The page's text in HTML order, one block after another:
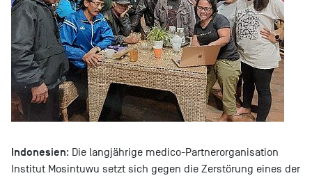
Indonesien: Die langjährige medico-Partnerorganisation
Institut Mosintuwu setzt sich gegen die Zerstörung eines der